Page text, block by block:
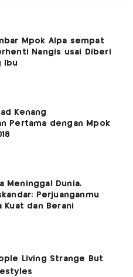
Mpok Alpa sempat
Nangis usai Diberi
Ibu
Kenang
Pertama dengan Mpok
Meninggal Dunia,
Perjuanganmu
Kuat dan Berani